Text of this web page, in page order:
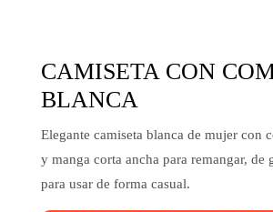
CAMISETA CON
BLANCA
Elegante camiseta blanca de mujer con
y manga corta ancha para remangar, de
para usar de forma casual.